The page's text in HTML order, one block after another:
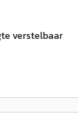
verstelbaar